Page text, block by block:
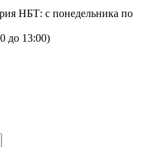
НБТ: с понедельника по
до 13:00)